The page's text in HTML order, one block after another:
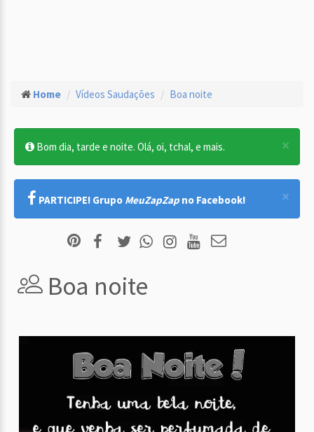
Home Vídeos Saudações Boa noite
×
Bom dia, tarde e noite. Olá, oi, tchal, e mais.
×
PARTICIPE! Grupo MeuZapZap no Facebook!
Boa noite